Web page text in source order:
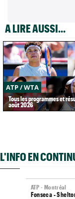
A LIRE AUSSI...
ATP / WTA
Tous les programmes et
août 2026
L'INFO EN
ATP - Montréal
Fonseca -